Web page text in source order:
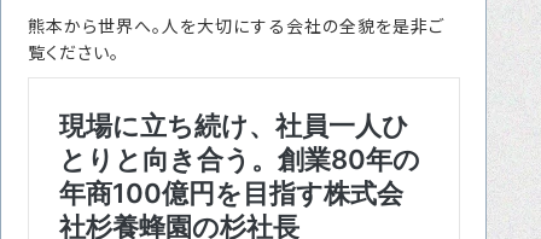
独自の採用スキーム
お問い合わせ
プライバシーポリシー
熊本から世界へ。人を大切にする会社の全貌を是非ご
覧ください。